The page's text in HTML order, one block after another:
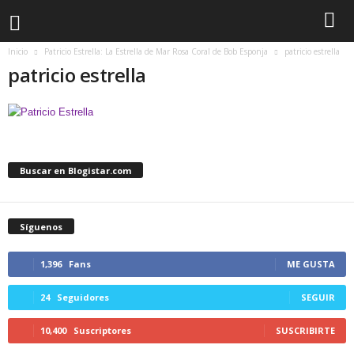
Inicio Patricio Estrella: La Estrella de Mar Rosa Coral de Bob Esponja patricio estrella
patricio estrella
Buscar en Blogistar.com
Síguenos
1,396 Fans ME GUSTA
24 Seguidores SEGUIR
10,400 Suscriptores SUSCRIBIRTE